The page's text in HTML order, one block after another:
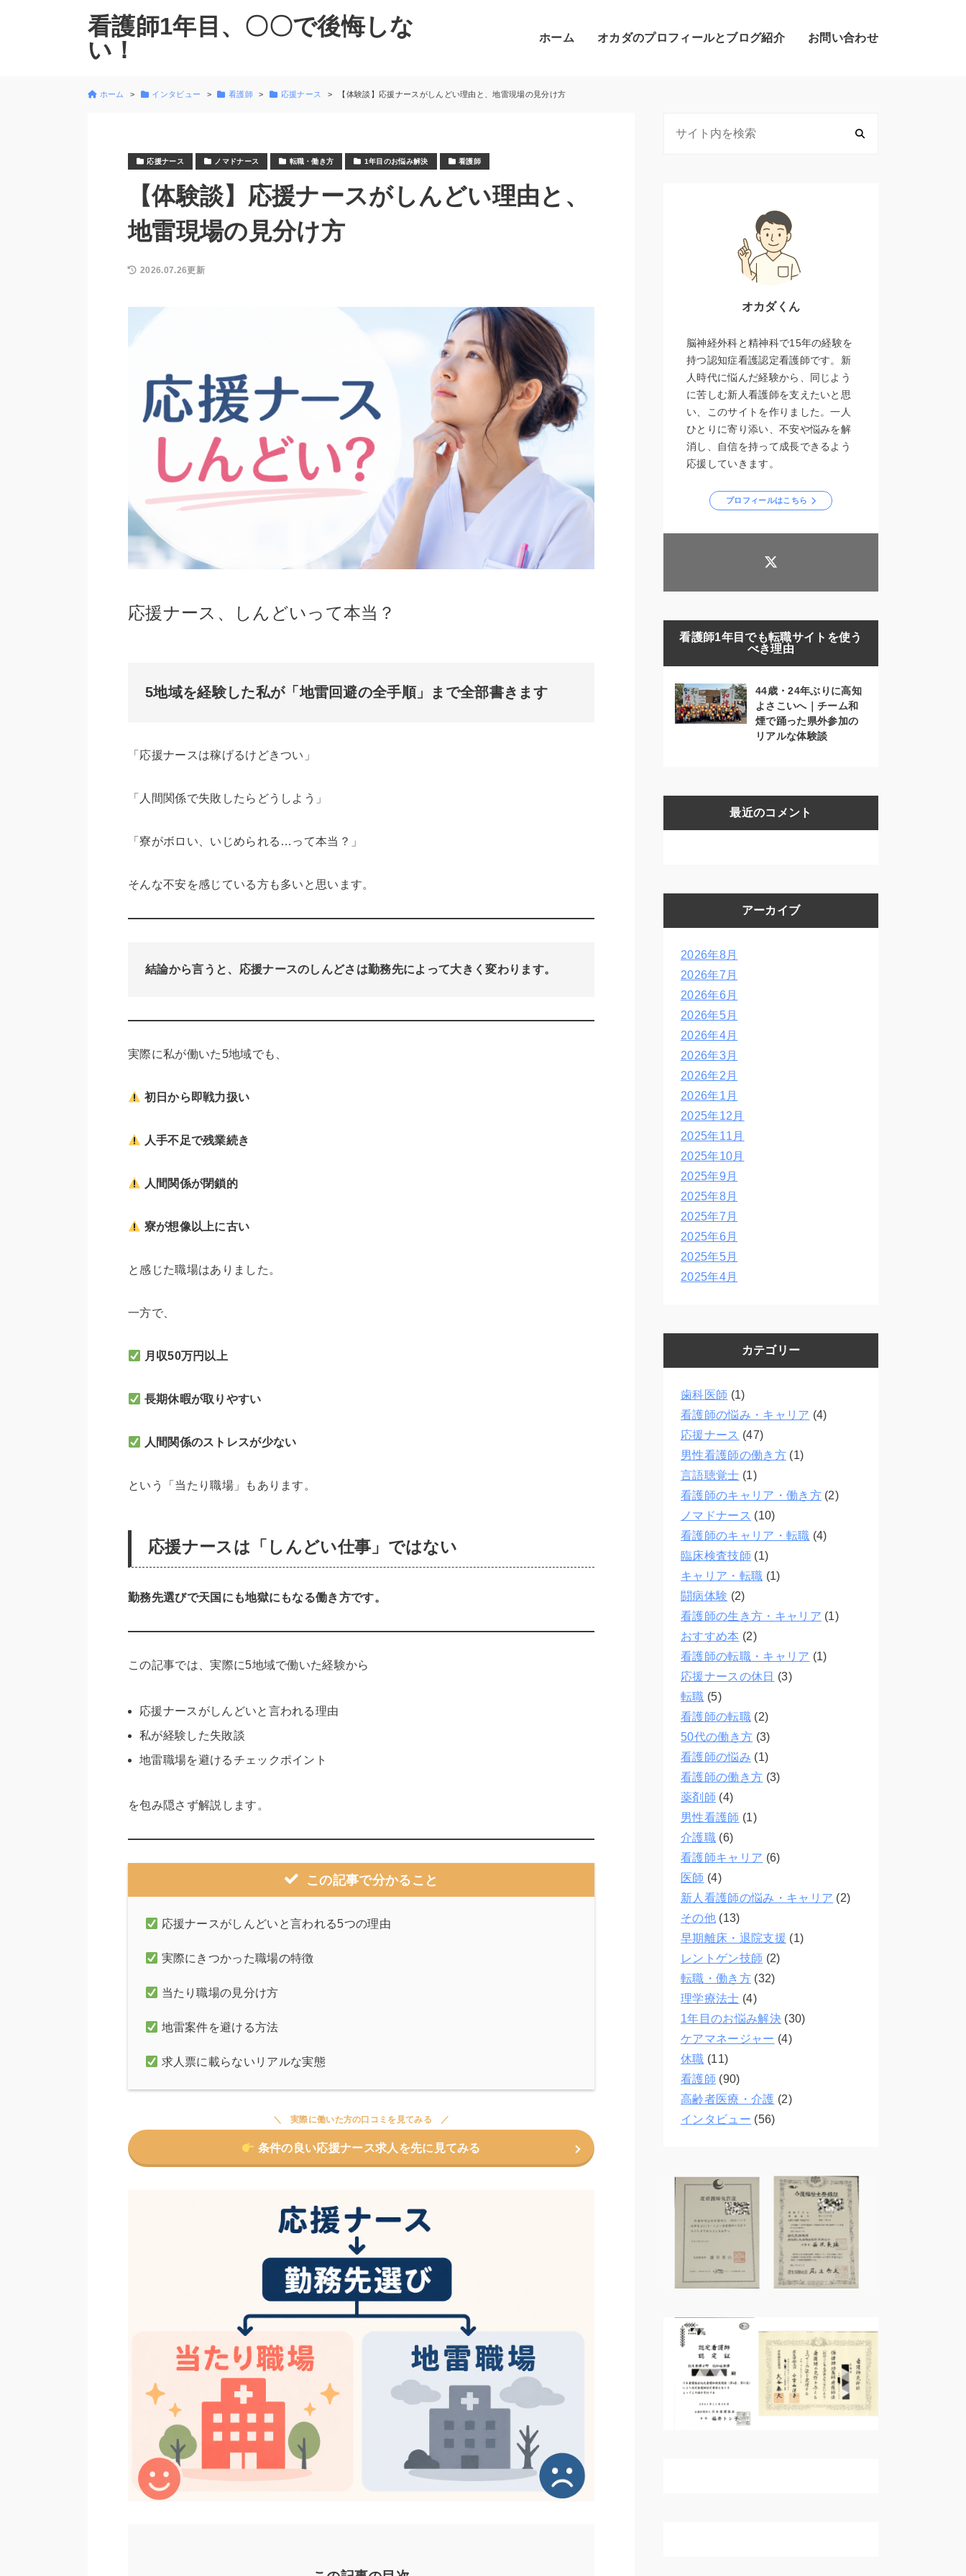
看護師1年目、〇〇で後悔しな
い！
ホーム オカダのプロフィールとブログ紹介 お問い合わせ
ホーム インタビュー 看護師 応援ナース 【体験談】応援ナースがしんどい理由と、地雷現場の見分け方
応援ナース ノマドナース 転職・働き方 1年目のお悩み解決 看護師
【体験談】応援ナースがしんどい理由と、
地雷現場の見分け方
2026.07.26更新
応援ナース、しんどいって本当？
5地域を経験した私が「地雷回避の全手順」まで全部書きます
「応援ナースは稼げるけどきつい」
「人間関係で失敗したらどうしよう」
「寮がボロい、いじめられる…って本当？」
そんな不安を感じている方も多いと思います。
結論から言うと、応援ナースのしんどさは勤務先によって大きく変わります。
実際に私が働いた5地域でも、
初日から即戦力扱い
人手不足で残業続き
人間関係が閉鎖的
寮が想像以上に古い
と感じた職場はありました。
一方で、
月収50万円以上
長期休暇が取りやすい
人間関係のストレスが少ない
という「当たり職場」もあります。
応援ナースは「しんどい仕事」ではない
勤務先選びで天国にも地獄にもなる働き方です。
この記事では、実際に5地域で働いた経験から
応援ナースがしんどいと言われる理由
私が経験した失敗談
地雷職場を避けるチェックポイント
を包み隠さず解説します。
この記事で分かること
応援ナースがしんどいと言われる5つの理由
実際にきつかった職場の特徴
当たり職場の見分け方
地雷案件を避ける方法
求人票に載らないリアルな実態
実際に働いた方の口コミを見てみる
条件の良い応援ナース求人を先に見てみる
オカダくん
脳神経外科と精神科で15年の経験を
持つ認知症看護認定看護師です。新
人時代に悩んだ経験から、同じよう
に苦しむ新人看護師を支えたいと思
い、このサイトを作りました。一人
ひとりに寄り添い、不安や悩みを解
消し、自信を持って成長できるよう
応援していきます。
プロフィールはこちら
看護師1年目でも転職サイトを使う
べき理由
44歳・24年ぶりに高知
よさこいへ｜チーム和
煙で踊った県外参加の
リアルな体験談
最近のコメント
アーカイブ
2026年8月
2026年7月
2026年6月
2026年5月
2026年4月
2026年3月
2026年2月
2026年1月
2025年12月
2025年11月
2025年10月
2025年9月
2025年8月
2025年7月
2025年6月
2025年5月
2025年4月
カテゴリー
歯科医師 (1)
看護師の悩み・キャリア (4)
応援ナース (47)
男性看護師の働き方(1)
言語聴覚士 (1)
看護師のキャリア・働き方(2)
ノマドナース (10)
看護師のキャリア・転職 (4)
臨床検査技師 (1)
キャリア・転職 (1)
闘病体験 (2)
看護師の生き方・キャリア (1)
おすすめ本 (2)
看護師の転職・キャリア (1)
応援ナースの休日 (3)
転職 (5)
看護師の転職(2)
50代の働き方 (3)
看護師の悩み (1)
看護師の働き方 (3)
薬剤師 (4)
男性看護師 (1)
介護職(6)
看護師キャリア (6)
医師 (4)
新人看護師の悩み・キャリア (2)
その他(13)
早期離床・退院支援 (1)
レントゲン技師 (2)
転職・働き方(32)
理学療法士 (4)
1年目のお悩み解決(30)
ケアマネージャー (4)
休職 (11)
看護師 (90)
高齢者医療・介護 (2)
インタビュー (56)